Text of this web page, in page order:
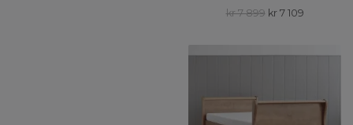
kr 7 899 kr 7 109